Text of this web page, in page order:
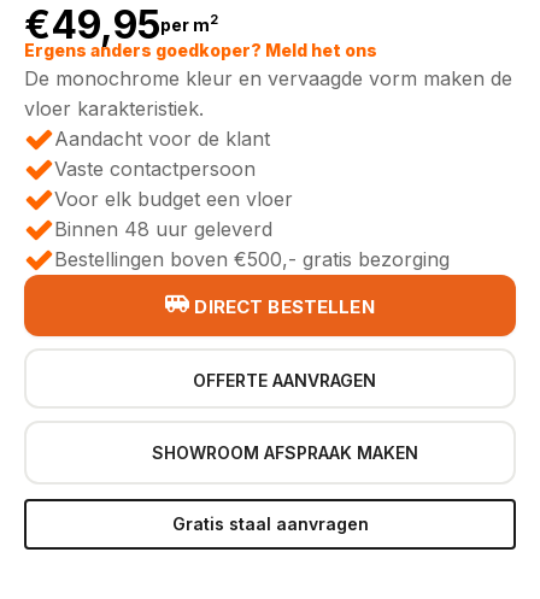
€49,95per m2
Ergens anders goedkoper? Meld het ons
De monochrome kleur en vervaagde vorm maken de
vloer karakteristiek.
Aandacht voor de klant
Vaste contactpersoon
Voor elk budget een vloer
Binnen 48 uur geleverd
Bestellingen boven €500,- gratis bezorging
DIRECT BESTELLEN
OFFERTE AANVRAGEN
SHOWROOM AFSPRAAK MAKEN
Gratis staal aanvragen